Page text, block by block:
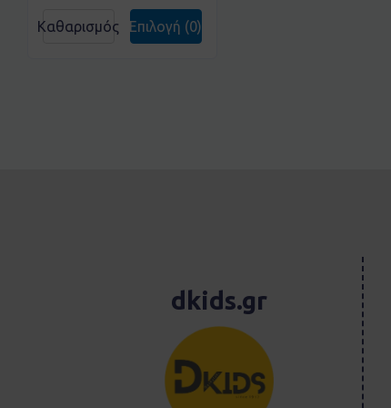
Επιλογή (0)
Καθαρισμός
dkids.gr